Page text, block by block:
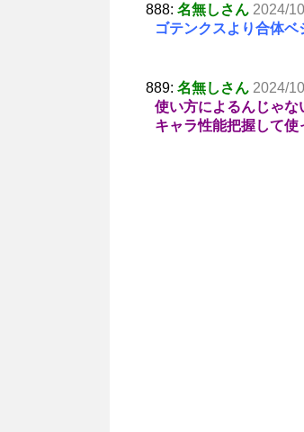
888: 名無しさん 2024/
ゴテンクスより合体
889: 名無しさん 2024/
使い方によるんじゃな
キャラ性能把握して